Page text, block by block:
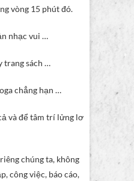
vòng 15 phút đó.
nhạc vui …
trang sách …
chẳng hạn …
và để tâm trí lửng lơ
chúng ta, không
công việc, báo cáo,